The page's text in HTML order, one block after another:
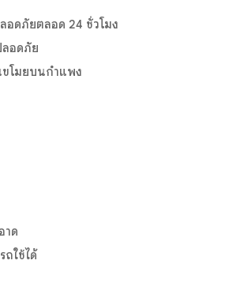
อดภัยตลอด 24 ชั่วโมง
ลอดภัย
โมยบนกำแพง
าด
ถใช้ได้